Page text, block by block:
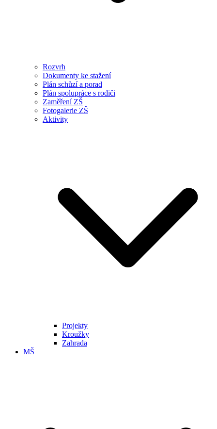
Rozvrh
Dokumenty ke stažení
Plán schůzí a porad
Plán spolupráce s rodiči
Zaměření ZŠ
Fotogalerie ZŠ
Aktivity
Projekty
Kroužky
Zahrada
MŠ